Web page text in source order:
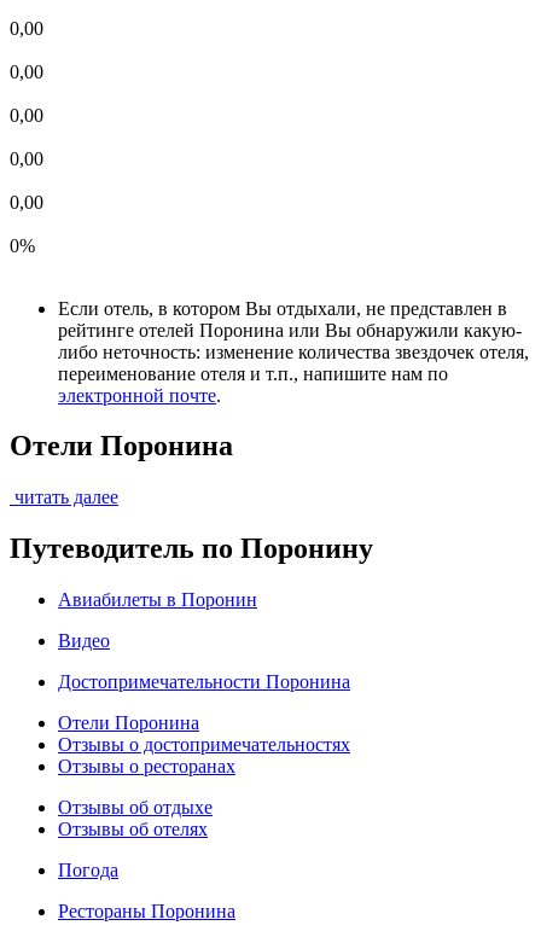
0,00
0,00
0,00
0,00
0,00
0%
Если отель, в котором Вы отдыхали, не представлен в
рейтинге отелей Поронина или Вы обнаружили какую-
либо неточность: изменение количества звездочек отеля,
переименование отеля и т.п., напишите нам по
электронной почте.
Отели Поронина
читать далее
Путеводитель по Поронину
Авиабилеты в Поронин
Видео
Достопримечательности Поронина
Отели Поронина
Отзывы о достопримечательностях
Отзывы о ресторанах
Отзывы об отдыхе
Отзывы об отелях
Погода
Рестораны Поронина